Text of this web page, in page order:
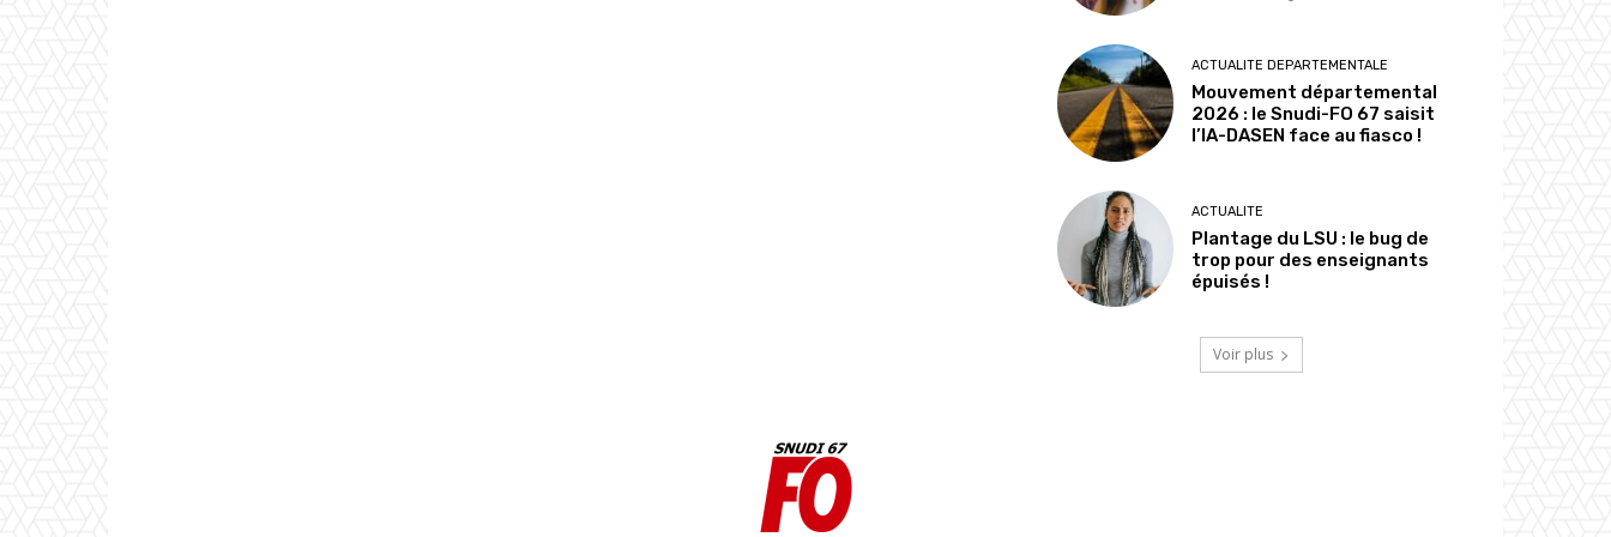
ACTUALITE DEPARTEMENTALE
Mouvement départemental
2026 : le Snudi-FO 67 saisit
l’IA-DASEN face au fiasco !
ACTUALITE
Plantage du LSU : le bug de
trop pour des enseignants
épuisés !
Voir plus